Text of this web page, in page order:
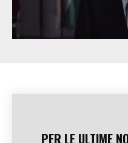
PER LE ULTIME